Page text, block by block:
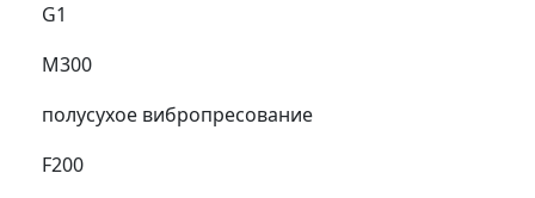
G1
М300
полусухое вибропресование
F200